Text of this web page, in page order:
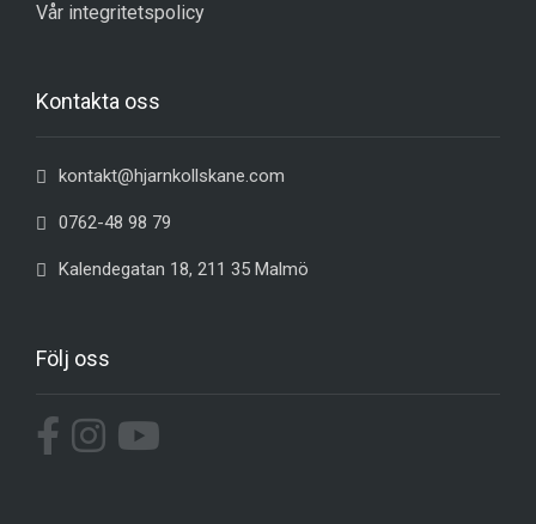
Vår integritetspolicy
Kontakta oss
kontakt@hjarnkollskane.com
0762-48 98 79
Kalendegatan 18, 211 35 Malmö
Följ oss